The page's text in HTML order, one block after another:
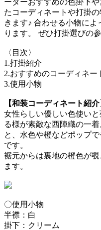
たコーディネートや打掛
きます♪ 合わせる小物に
ります。 ぜひ打掛選びの
〈目次〉
1.打掛紹介
2.おすすめのコーディネー
3.使用小物
【和装コーディネート紹介
女性らしい優しい色使い
る様が素敵な西陣織の一
と、水色や橙などポップ
です。
裾元からは裏地の橙色が
ます。
〇使用小物
半襟：白
掛下：クリーム